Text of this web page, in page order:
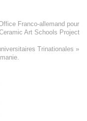
Franco-allemand pour
Art Schools Project
Trinationales »